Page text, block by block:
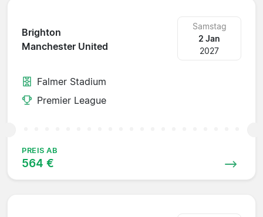
Brighton
Manchester United
Samstag
2 Jan
2027
Falmer Stadium
Premier League
PREIS AB
564 €